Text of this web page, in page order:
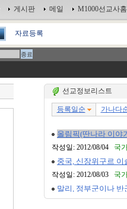
게시판 메일 M1000선교사홈
자료등록
선교정보리스트